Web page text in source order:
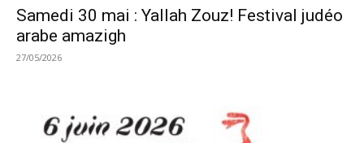
Samedi 30 mai : Yallah Zouz! Festival judéo
arabe amazigh
27/05/2026